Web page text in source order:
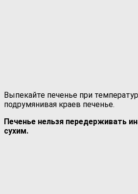
Выпекайте печенье при
подрумянивая краев печенье.
Печенье нельзя передерживать
сухим.